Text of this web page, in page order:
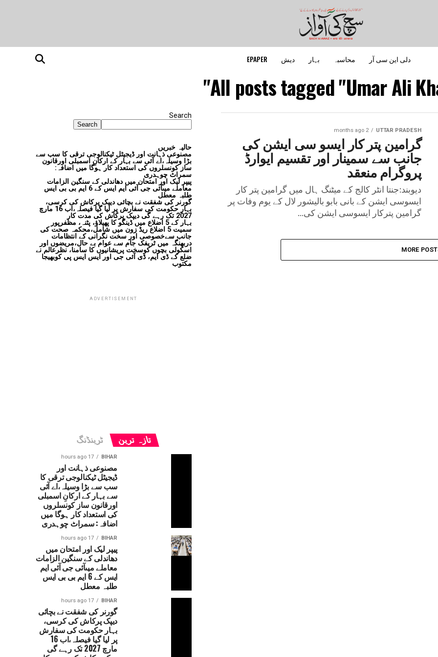
دلی این سی آر محاسبہ بہار دیش EPAPER
All posts tagged "Umar Ali
UTTAR PRADESH
2 months ago
گرامین پتر کار ایسو سی ایشن کی
جانب سے سمینار اور تقسیم ایوارڈ
پروگرام منعقد
دیوبند:جنتا انٹر کالج کے میٹنگ ہال میں گرامین پتر کار
ایسوسی ایشن کے بانی بابو بالیشور لال کے یوم وفات پر
گرامین پترکار ایسوسی ایشن کی...
MORE
Search
Search
حالیہ خبریں
مصنوعی ذہانت اور ڈیجیٹل ٹیکنالوجی ترقی کا سب سے
بڑا وسیلہ،اے آئی سے بہار کے ارکانِ اسمبلی اورقانون
ساز کونسلروں کی استعداد کار ہوگا میں اضافہ:
سمراٹ چوہدری
پیپر لیک اور امتحان میں دھاندلی کے سنگین الزامات
معاملے میںآئی جی آئی ایم ایس کے 6 ایم بی بی ایس
طلبہ معطل
گورنر کی شفقت نے بچائی دیپک پرکاش کی کرسی،
بہار حکومت کی سفارش پر لیا گیا فیصلہ،اب 16 مارچ
2027 تک رہے گی دیپک پرکاش کی مدت کار
بہار کے 5 اضلاع میں ڈینگو کا پھیلاؤ، پٹنہ، مظفرپور
سمیت 5 اضلاع ریڈ زون میں شامل،محکمہ صحت کی
جانب سےخصوصی اور سخت نگرانی کے انتظامات
دربھنگہ میں ٹریفک جام سے عوام بے حال،مریضوں اور
اسکولی بچوں کوسخت پریشانیوں کا سامنا، نظرعالم نے
ضلع کے ڈی ایم، ڈی آئی جی اور ایس ایس پی کوبھیجا
مکتوب
ADVERTISEMENT
تازہ ترین ٹرینڈنگ
BIHAR
17 hours ago
مصنوعی ذہانت اور
ڈیجیٹل ٹیکنالوجی ترقی کا
سب سے بڑا وسیلہ،اے آئی
سے بہار کے ارکانِ اسمبلی
اورقانون ساز کونسلروں
کی استعداد کار ہوگا میں
اضافہ: سمراٹ چوہدری
BIHAR
17 hours ago
پیپر لیک اور امتحان میں
دھاندلی کے سنگین الزامات
معاملے میںآئی جی آئی ایم
ایس کے 6 ایم بی بی ایس
طلبہ معطل
BIHAR
17 hours ago
گورنر کی شفقت نے بچائی
دیپک پرکاش کی کرسی،
بہار حکومت کی سفارش
پر لیا گیا فیصلہ،اب 16
مارچ 2027 تک رہے گی